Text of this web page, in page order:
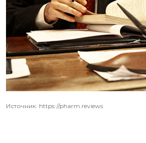
Источник: https://pharm.reviews